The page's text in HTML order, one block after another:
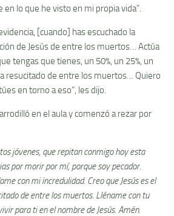
en lo que he visto en mi propia vida”.
[cuando] has escuchado la
de Jesús de entre los muertos… Actúa
tengas que tienes, un 50%, un 25%, un
resucitado de entre los muertos… Quiero
en torno a eso”, les dijo.
en el aula y comenzó a rezar por
jóvenes, que repitan conmigo hoy esta
por morir por mí, porque soy pecador.
con mi incredulidad. Creo que Jesús es el
de entre los muertos. Lléname con tu
para ti en el nombre de Jesús. Amén.